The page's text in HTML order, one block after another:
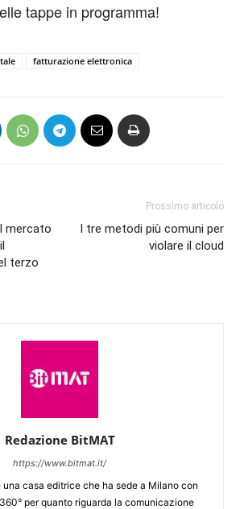
tappe in programma!
fatturazione elettronica
mercato
terzo
Prossimo articolo
I tre metodi più comuni per
violare il cloud
Redazione BitMAT
https://www.bitmat.it/
una casa editrice che ha sede a Milano con
per quanto riguarda la comunicazione